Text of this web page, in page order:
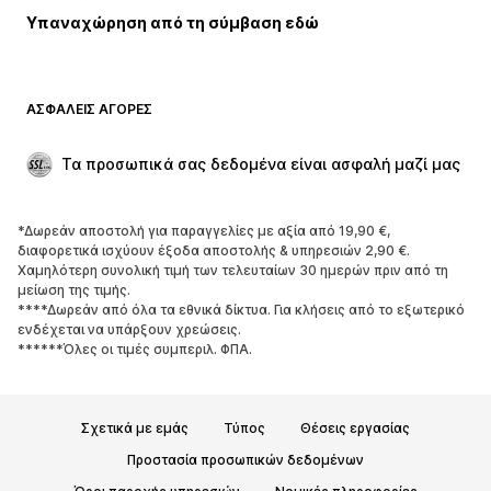
Παλτό
Φούστες
Περιστάσεις
Aποκλειστικά
ΠΑΠΟΎΤΣΙΑ
ΝΕΑ
Trending
Sneakers
Μποτάκια
Γόβες και ψηλοτάκουνα
Παντόφλες
Αποκλειστικά
Υπαναχώρηση από τη σύμβαση εδώ
ΑΣΦΑΛΕΊΣ ΑΓΟΡΈΣ
Τα προσωπικά σας δεδομένα είναι ασφαλή μαζί μας
*Δωρεάν αποστολή για παραγγελίες με αξία από 19,90 €,
διαφορετικά ισχύουν έξοδα αποστολής & υπηρεσιών 2,90 €.
Χαμηλότερη συνολική τιμή των τελευταίων 30 ημερών πριν από τη
μείωση της τιμής.
****Δωρεάν από όλα τα εθνικά δίκτυα. Για κλήσεις από το εξωτερικό
ενδέχεται να υπάρξουν χρεώσεις.
******Όλες οι τιμές συμπεριλ. ΦΠΑ.
Σχετικά με εμάς Τύπος
Θέσεις εργασίας
Προστασία προσωπικών δεδομένων